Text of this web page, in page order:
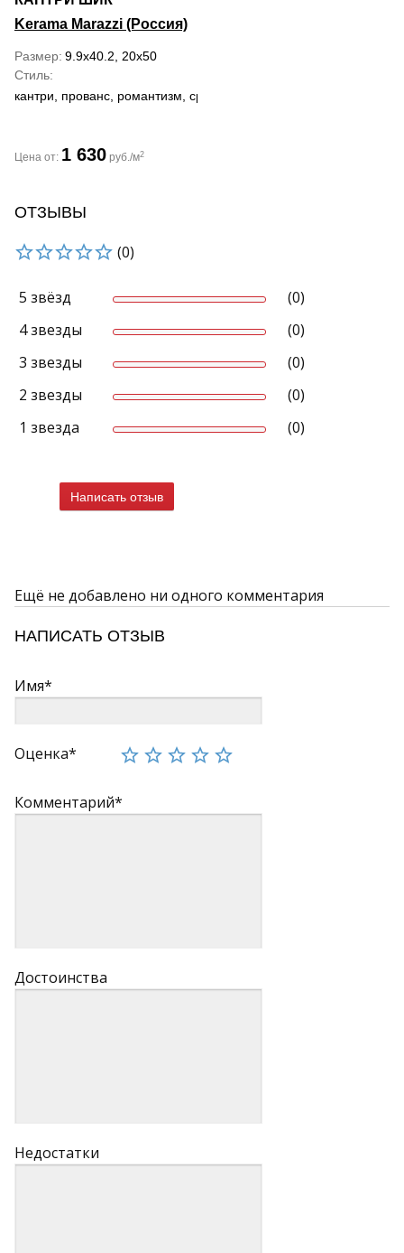
Kerama Marazzi (Россия)
Размер 9.9x40.2, 20x50
Стиль
кантри, прованс, романтизм, средиземноморский
Цена от: 1 630 руб./м2
ОТЗЫВЫ
(0)
5 звёзд
(0)
4 звезды
(0)
3 звезды
(0)
2 звезды
(0)
1 звезда
(0)
Написать отзыв
Ещё не добавлено ни одного комментария
НАПИСАТЬ ОТЗЫВ
Имя*
Оценка*
Комментарий*
Достоинства
Недостатки